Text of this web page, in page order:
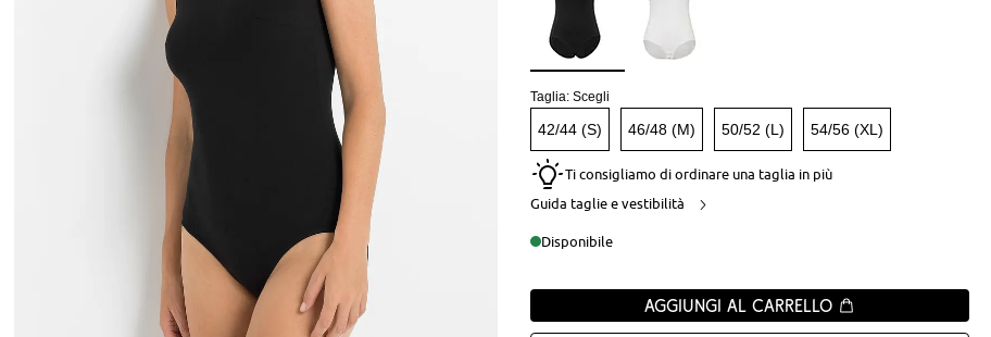
Taglia:Scegli
42/44 (S) 46/48 (M) 50/52 (L) 54/56 (XL)
Ti consigliamo di ordinare una taglia in più
Guida taglie e vestibilità
Disponibile
Aggiungi al carrello